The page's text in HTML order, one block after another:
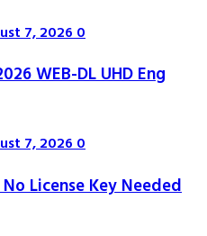
7, 20260
WEB-DL UHD Eng
7, 20260
License Key Needed